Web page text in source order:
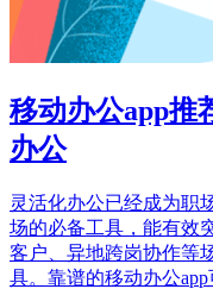
移动办公app推
办公
灵活化办公已经成为职
场的必备工具，能有效
客户、异地跨岗协作等
具。靠谱的移动办公